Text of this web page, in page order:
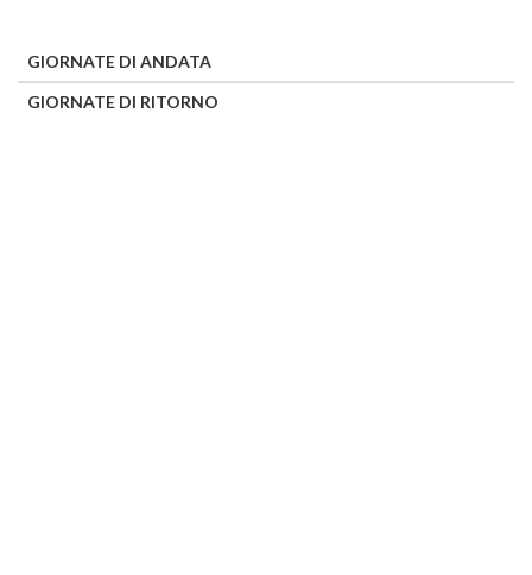
GIORNATE DI ANDATA
GIORNATE DI RITORNO